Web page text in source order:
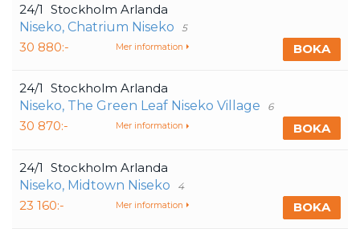
24/1 Stockholm Arlanda
Niseko, Chatrium Niseko
5
30 880:- BOKA
Mer information
24/1 Stockholm Arlanda
Niseko, The Green Leaf Niseko Village
6
30 870:- BOKA
Mer information
24/1 Stockholm Arlanda
Niseko, Midtown Niseko
4
23 160:- BOKA
Mer information